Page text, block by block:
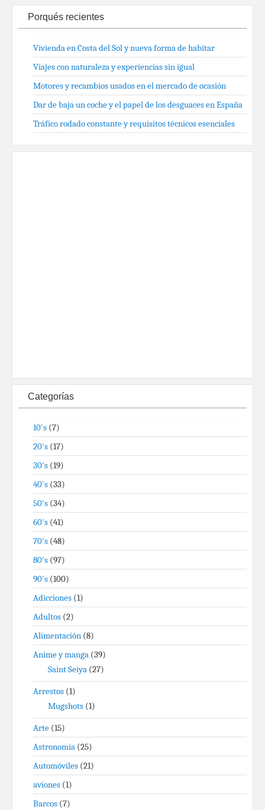
Porqués recientes
Vivienda en Costa del Sol y nueva forma de habitar
Viajes con naturaleza y experiencias sin igual
Motores y recambios usados en el mercado de ocasión
Dar de baja un coche y el papel de los desguaces en España
Tráfico rodado constante y requisitos técnicos esenciales
Categorías
10's (7)
20's (17)
30's (19)
40's (33)
50's (34)
60's (41)
70's (48)
80's (97)
90's (100)
Adicciones (1)
Adultos (2)
Alimentación (8)
Anime y manga (39)
Saint Seiya (27)
Arrestos (1)
Mugshots (1)
Arte (15)
Astronomía (25)
Automóviles (21)
aviones (1)
Barcos (7)